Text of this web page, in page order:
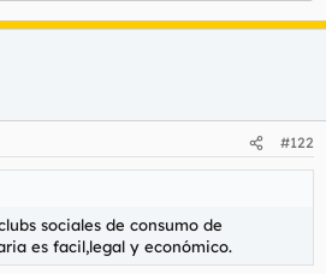
#122
sociales de consumo de
es facil,legal y económico.